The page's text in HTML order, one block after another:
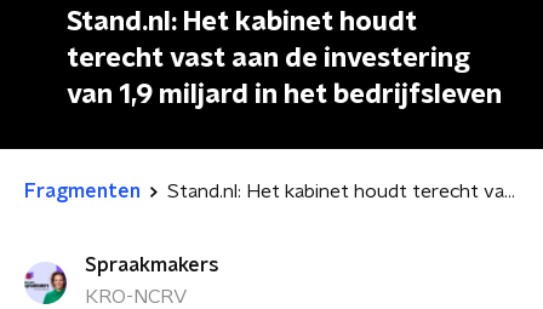
Stand.nl: Het kabinet houdt
terecht vast aan de investering
van 1,9 miljard in het bedrijfsleven
Fragmenten Stand.nl: Het kabinet houdt terecht vast aan de investering van 1,9 miljard in het bedrijfsleven
Spraakmakers
KRO-NCRV